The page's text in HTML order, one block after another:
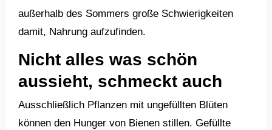
außerhalb des Sommers große Schwierigkeiten
damit, Nahrung aufzufinden.
Nicht alles was schön
aussieht, schmeckt auch
Ausschließlich Pflanzen mit ungefüllten Blüten
können den Hunger von Bienen stillen. Gefüllte